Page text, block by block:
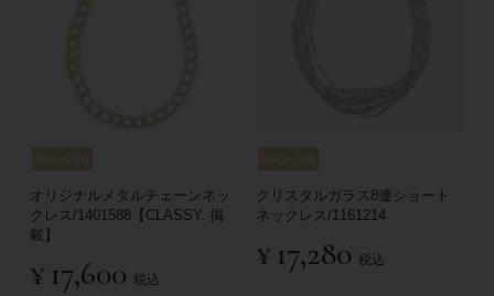
オリジナルメタルチェーンネッ
クレス/1401588【CLASSY. 掲
載】
¥ 17,600 税込
クリスタルガラス8連ショート
ネックレス/1161214
¥ 17,280 税込